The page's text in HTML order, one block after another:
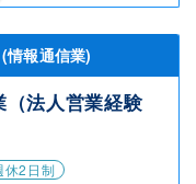
報通信業)
法人営業経験
休2日制